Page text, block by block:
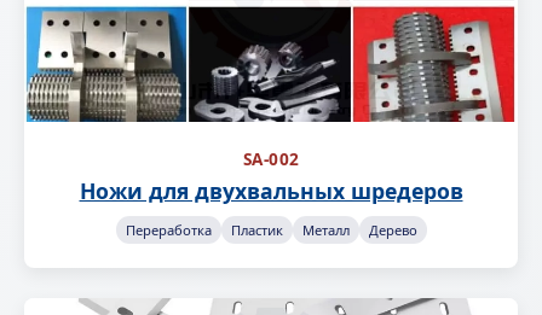
SA-002
Ножи для двухвальных шредеров
Переработка Пластик Металл Дерево